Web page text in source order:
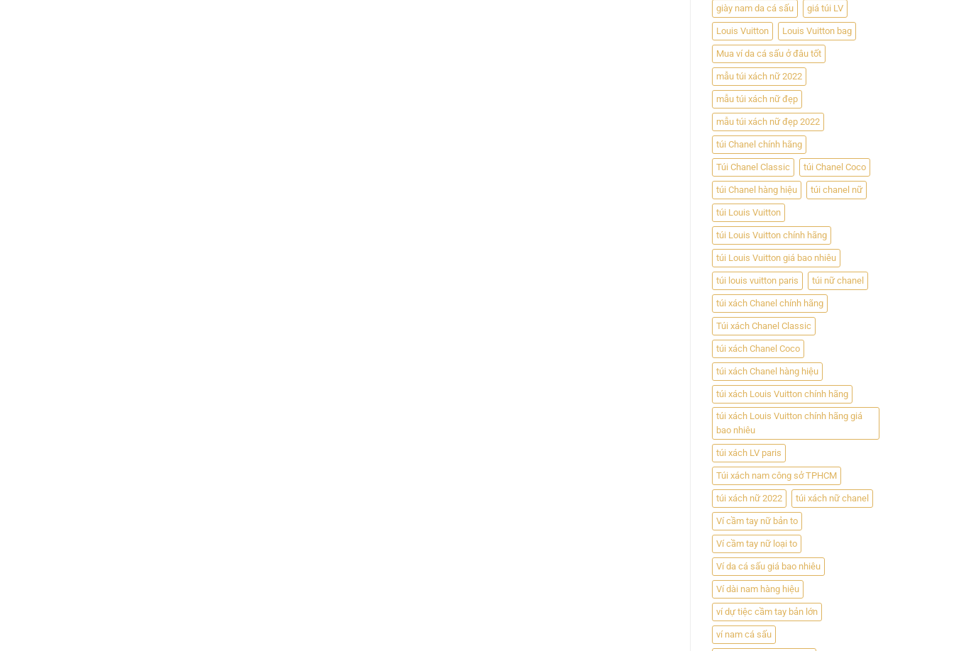
giày nam da cá sấu giá túi LV
Louis Vuitton Louis Vuitton bag
Mua ví da cá sấu ở đâu tốt
mẫu túi xách nữ 2022
mẫu túi xách nữ đẹp
mẫu túi xách nữ đẹp 2022
túi Chanel chính hãng
Túi Chanel Classic túi Chanel Coco
túi Chanel hàng hiệu túi chanel nữ
túi Louis Vuitton
túi Louis Vuitton chính hãng
túi Louis Vuitton giá bao nhiêu
túi louis vuitton paris túi nữ chanel
túi xách Chanel chính hãng
Túi xách Chanel Classic
túi xách Chanel Coco
túi xách Chanel hàng hiệu
túi xách Louis Vuitton chính hãng
túi xách Louis Vuitton chính hãng giá
bao nhiêu
túi xách LV paris
Túi xách nam công sở TPHCM
túi xách nữ 2022 túi xách nữ chanel
Ví cầm tay nữ bản to
Ví cầm tay nữ loại to
Ví da cá sấu giá bao nhiêu
Ví dài nam hàng hiệu
ví dự tiệc cầm tay bản lớn
ví nam cá sấu